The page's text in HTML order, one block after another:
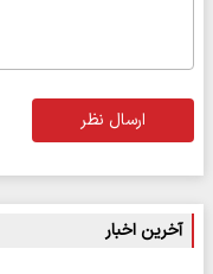
ارسال نظر
آخرین اخبار